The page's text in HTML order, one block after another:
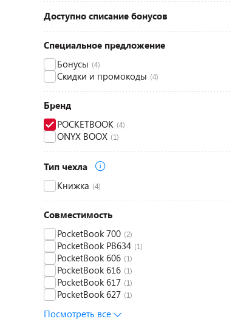
Доступно списание бонусов
Специальное предложение
Бонусы (4)
Скидки и промокоды (4)
Бренд
POCKETBOOK (4)
ONYX BOOX (1)
Тип чехла
Книжка (4)
Совместимость
PocketBook 700 (2)
PocketBook PB634 (1)
PocketBook 606 (1)
PocketBook 616 (1)
PocketBook 617 (1)
PocketBook 627 (1)
Посмотреть все